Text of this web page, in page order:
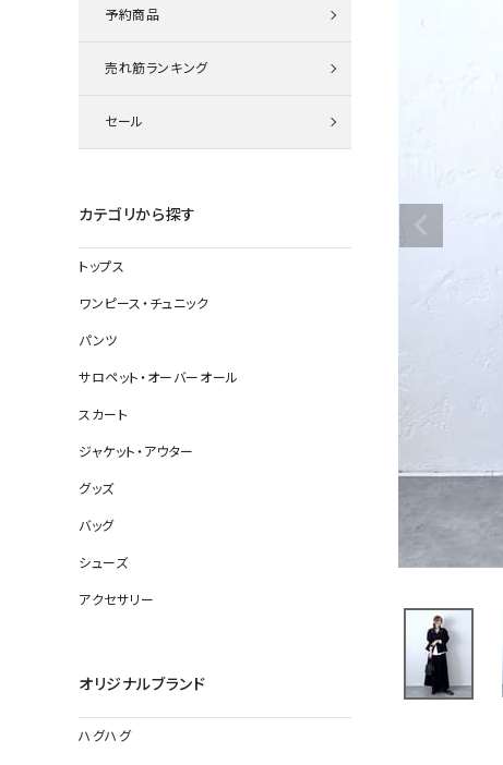
ジャケット
バッグ
ソックス
予約商品
売れ筋ランキング
セール
カテゴリから探す
トップス
ワンピース・チュニック
パンツ
サロペット・オーバーオール
スカート
ジャケット・アウター
グッズ
バッグ
シューズ
アクセサリー
オリジナルブランド
ハグハグ